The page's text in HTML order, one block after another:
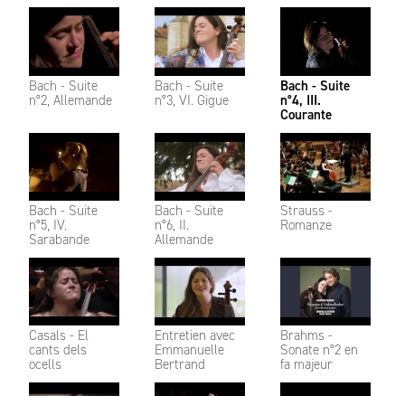
Bach - Suite
n°2, Allemande
Bach - Suite
n°3, VI. Gigue
Bach - Suite
n°4, III.
Courante
Bach - Suite
n°5, IV.
Sarabande
Bach - Suite
n°6, II.
Allemande
Strauss -
Romanze
Casals - El
cants dels
ocells
Entretien avec
Emmanuelle
Bertrand
Brahms -
Sonate n°2 en
fa majeur